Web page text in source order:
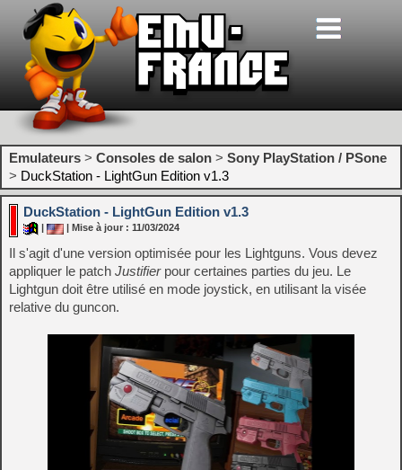
Emulateurs > Consoles de salon > Sony PlayStation / PSone
> DuckStation - LightGun Edition v1.3
DuckStation - LightGun Edition v1.3
| Mise à jour : 11/03/2024
Il s'agit d'une version optimisée pour les Lightguns. Vous devez
appliquer le patch Justifierpour certaines parties du jeu. Le
Lightgun doit être utilisé en mode joystick, en utilisant la visée
relative du guncon.